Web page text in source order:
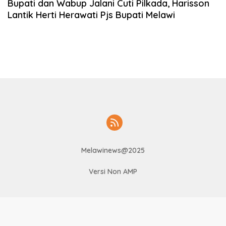
Bupati dan Wabup Jalani Cuti Pilkada, Harisson
Lantik Herti Herawati Pjs Bupati Melawi
Melawinews@2025
Versi Non AMP